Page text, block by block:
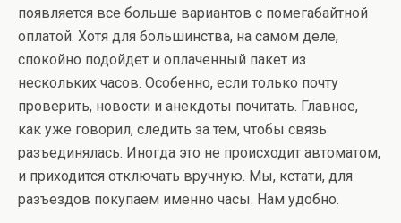
появляется все больше вариантов с помегабайтной
оплатой. Хотя для большинства, на самом деле,
спокойно подойдет и оплаченный пакет из
нескольких часов. Особенно, если только почту
проверить, новости и анекдоты почитать. Главное,
как уже говорил, следить за тем, чтобы связь
разъединялась. Иногда это не происходит автоматом,
и приходится отключать вручную. Мы, кстати, для
разъездов покупаем именно часы. Нам удобно.